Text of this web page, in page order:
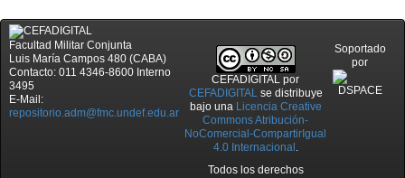
Facultad Militar Conjunta
Luis María Campos 480 (CABA)
Contacto: 011 4346-8600 Interno
3495
E-Mail:
repositorio.adm@fmc.undef.edu.ar
CEFADIGITAL por
CEFADIGITALse distribuye
bajo una Licencia Creative
Commons Atribución-
NoComercial-CompartirIgual
4.0 Internacional .
Todos los derechos
Soportado
por